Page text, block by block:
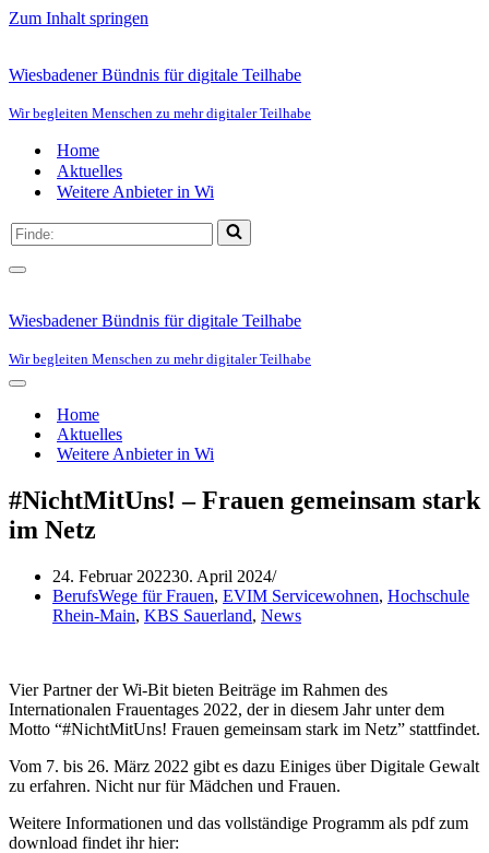
Zum Inhalt springen
Wiesbadener Bündnis für digitale Teilhabe
Wir begleiten Menschen zu mehr digitaler Teilhabe
Home
Aktuelles
Weitere Anbieter in Wi
Suchen
nach …
Navigationsmenü
Wiesbadener Bündnis für digitale Teilhabe
Wir begleiten Menschen zu mehr digitaler Teilhabe
Navigationsmenü
Home
Aktuelles
Weitere Anbieter in Wi
#NichtMitUns! – Frauen gemeinsam stark
im Netz
24. Februar 202230. April 2024
BerufsWege für Frauen, EVIM Servicewohnen, Hochschule
Rhein-Main, KBS Sauerland, News
Vier Partner der Wi-Bit bieten Beiträge im Rahmen des
Internationalen Frauentages 2022, der in diesem Jahr unter dem
Motto “#NichtMitUns! Frauen gemeinsam stark im Netz” stattfindet.
Vom 7. bis 26. März 2022 gibt es dazu Einiges über Digitale Gewalt
zu erfahren. Nicht nur für Mädchen und Frauen.
Weitere Informationen und das vollständige Programm als pdf zum
download findet ihr hier: